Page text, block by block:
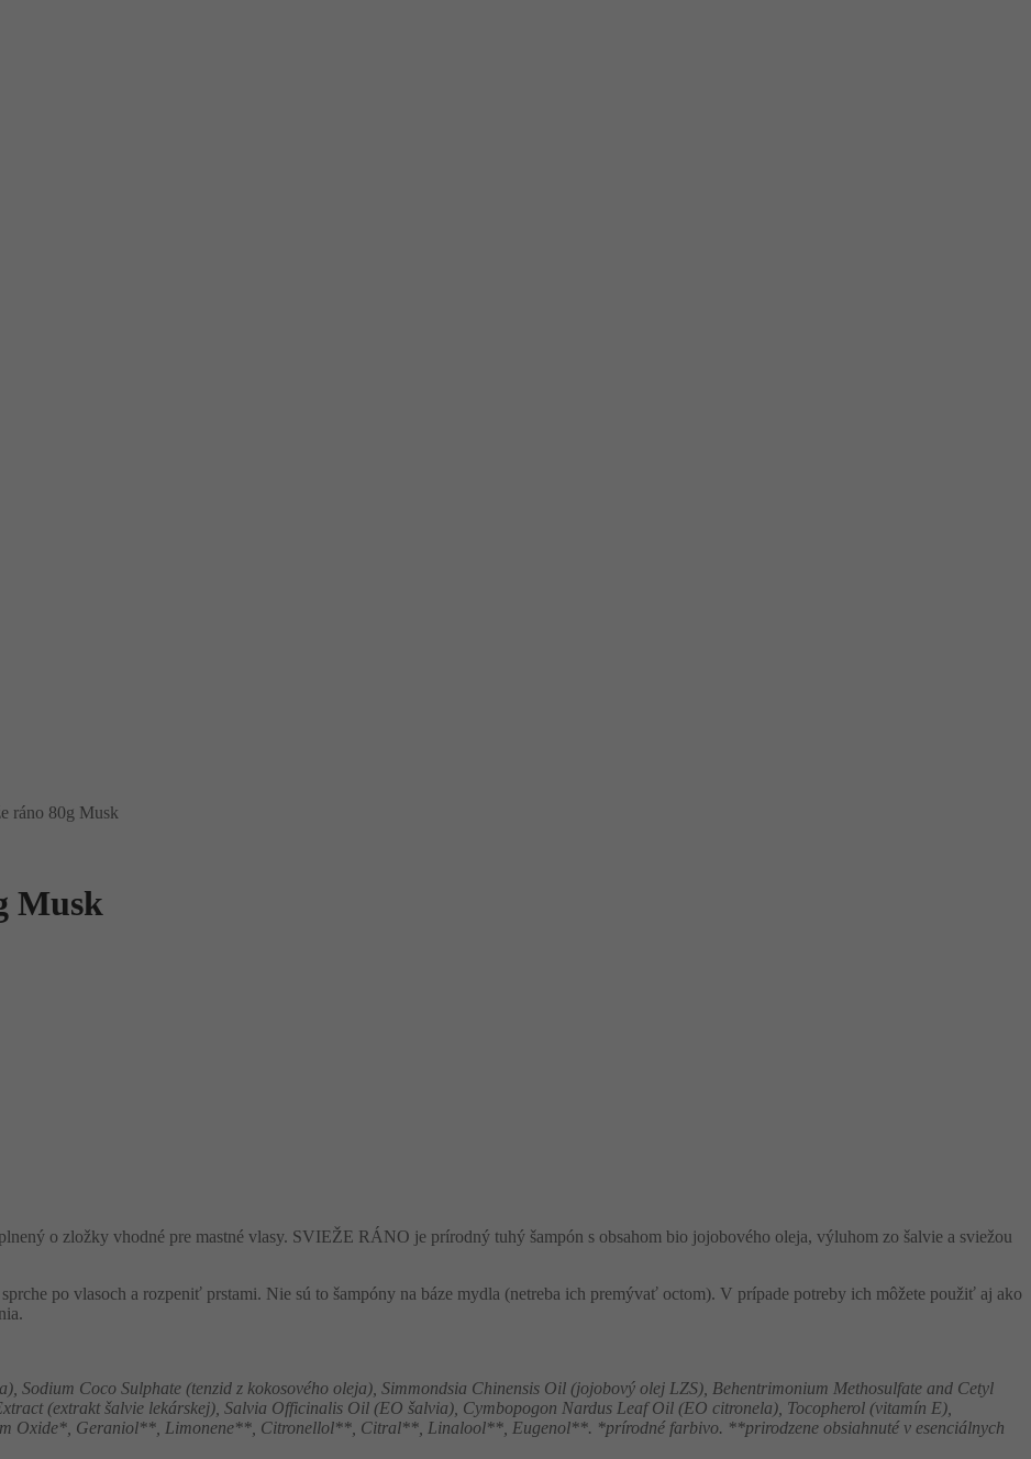
ráno 80g Musk
Musk
o zložky vhodné pre mastné vlasy. SVIEŽE RÁNO je prírodný tuhý šampón s obsahom bio jojobového oleja, výluhom zo šalvie a sviežou
po vlasoch a rozpeniť prstami. Nie sú to šampóny na báze mydla (netreba ich premývať octom). V prípade potreby ich môžete použiť aj ako
Sodium Coco Sulphate (tenzid z kokosového oleja), Simmondsia Chinensis Oil (jojobový olej LZS), Behentrimonium Methosulfate and Cetyl
(extrakt šalvie lekárskej), Salvia Officinalis Oil (EO šalvia), Cymbopogon Nardus Leaf Oil (EO citronela), Tocopherol (vitamín E),
Oxide*, Geraniol**, Limonene**, Citronellol**, Citral**, Linalool**, Eugenol**. *prírodné farbivo. **prirodzene obsiahnuté v esenciálnych